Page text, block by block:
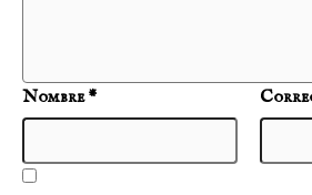
Nombre*